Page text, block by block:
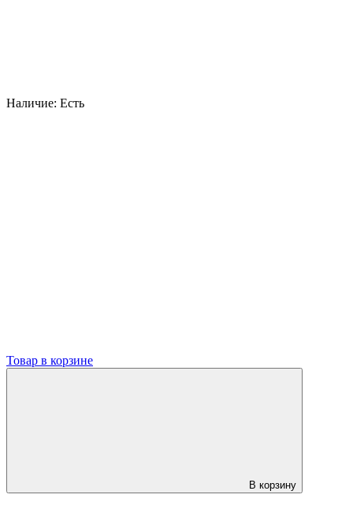
Наличие: Есть
Товар в корзине
В корзину